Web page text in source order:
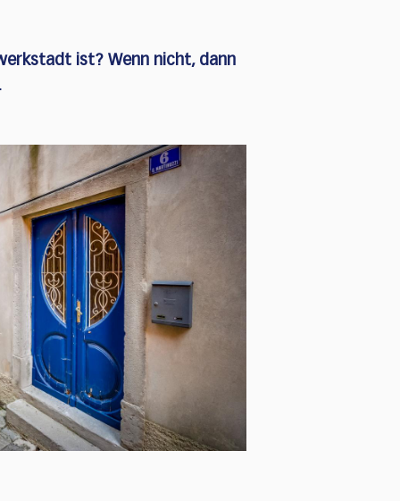
ist? Wenn nicht, dann